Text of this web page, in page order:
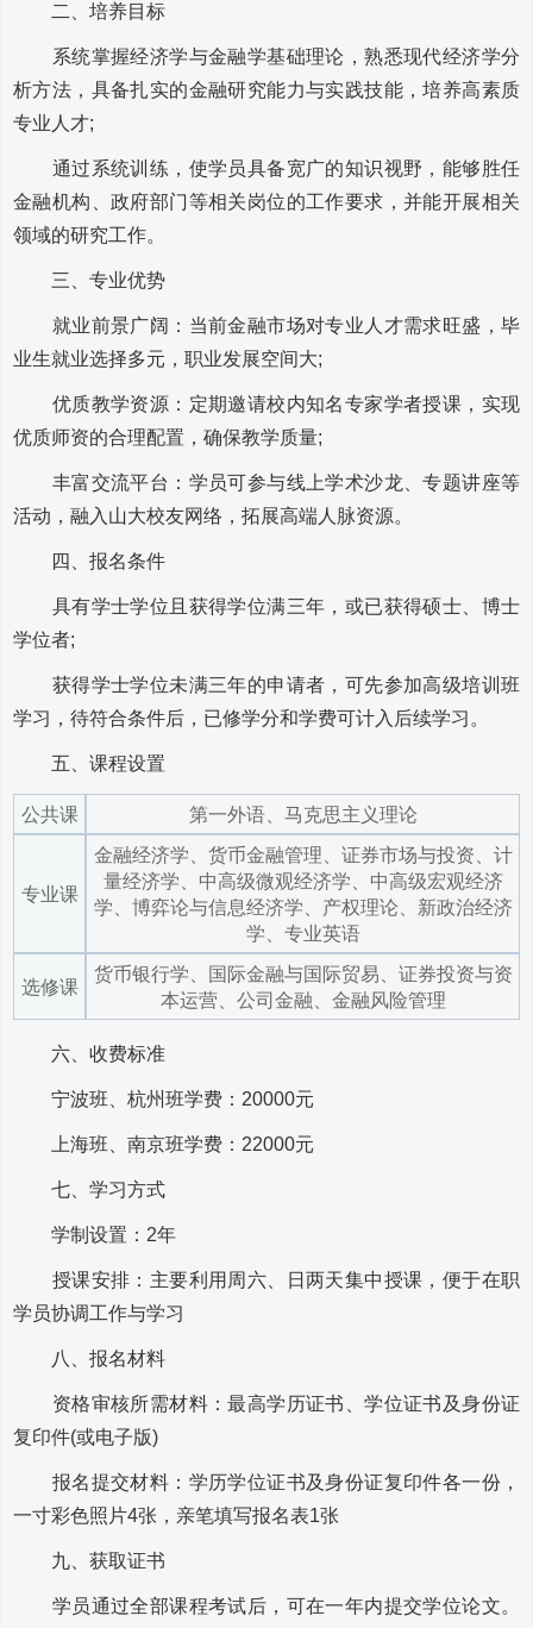
二、培养目标
系统掌握经济学与金融学基础理论，熟悉现代经济学分
析方法，具备扎实的金融研究能力与实践技能，培养高素质
专业人才;
通过系统训练，使学员具备宽广的知识视野，能够胜任
金融机构、政府部门等相关岗位的工作要求，并能开展相关
领域的研究工作。
三、专业优势
就业前景广阔：当前金融市场对专业人才需求旺盛，毕
业生就业选择多元，职业发展空间大;
优质教学资源：定期邀请校内知名专家学者授课，实现
优质师资的合理配置，确保教学质量;
丰富交流平台：学员可参与线上学术沙龙、专题讲座等
活动，融入山大校友网络，拓展高端人脉资源。
四、报名条件
具有学士学位且获得学位满三年，或已获得硕士、博士
学位者;
获得学士学位未满三年的申请者，可先参加高级培训班
学习，待符合条件后，已修学分和学费可计入后续学习。
五、课程设置
公共课 第一外语、马克思主义理论
专业课
金融经济学、货币金融管理、证券市场与投资、计
量经济学、中高级微观经济学、中高级宏观经济
学、博弈论与信息经济学、产权理论、新政治经济
学、专业英语
选修课
货币银行学、国际金融与国际贸易、证券投资与资
本运营、公司金融、金融风险管理
六、收费标准
宁波班、杭州班学费：20000元
上海班、南京班学费：22000元
七、学习方式
学制设置：2年
授课安排：主要利用周六、日两天集中授课，便于在职
学员协调工作与学习
八、报名材料
资格审核所需材料：最高学历证书、学位证书及身份证
复印件(或电子版)
报名提交材料：学历学位证书及身份证复印件各一份，
一寸彩色照片4张，亲笔填写报名表1张
九、获取证书
学员通过全部课程考试后，可在一年内提交学位论文。